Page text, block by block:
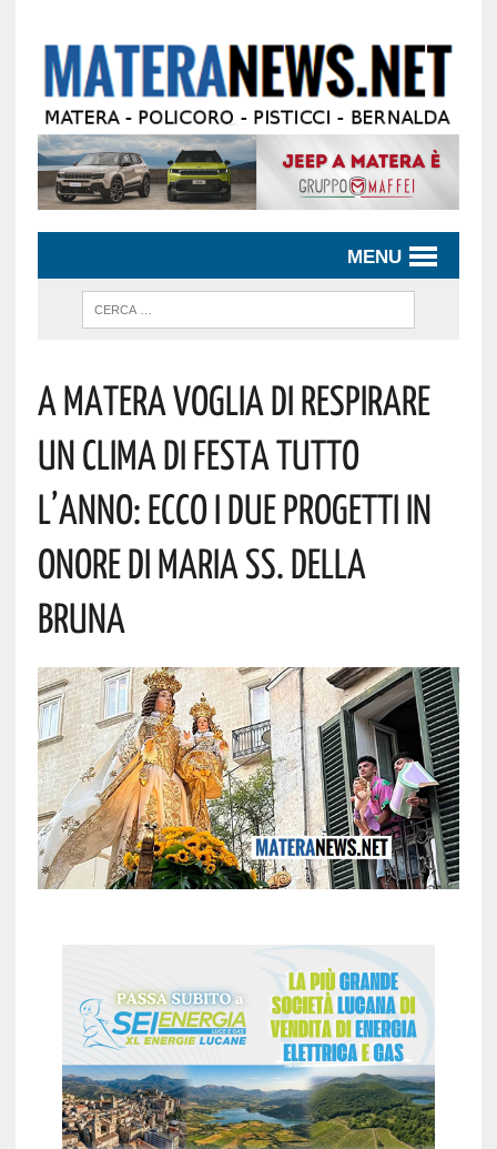
MENU
A Matera Voglia Di Respirare
Un Clima Di Festa Tutto
L’anno: Ecco I Due Progetti In
Onore Di Maria SS. Della
Bruna